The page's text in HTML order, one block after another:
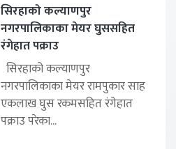
सिरहाको कल्याणपुर
नगरपालिकाका मेयर घुससहित
रंगेहात पक्राउ
सिरहाको कल्याणपुर
नगरपालिकाका मेयर रामपुकार साह
एकलाख घुस रकमसहित रंगेहात
पक्राउ परेका...